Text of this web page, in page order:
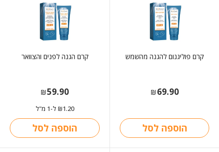
קרם פוליגנום להגנה מהשמש
₪69.90
הוספה לסל
קרם הגנה לפנים והצוואר
₪59.90
₪1.20 ל-1 מ"ל
הוספה לסל